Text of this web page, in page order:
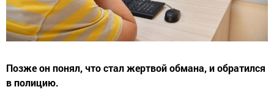
Позже он понял, что стал жертвой обмана, и обратился
в полицию.